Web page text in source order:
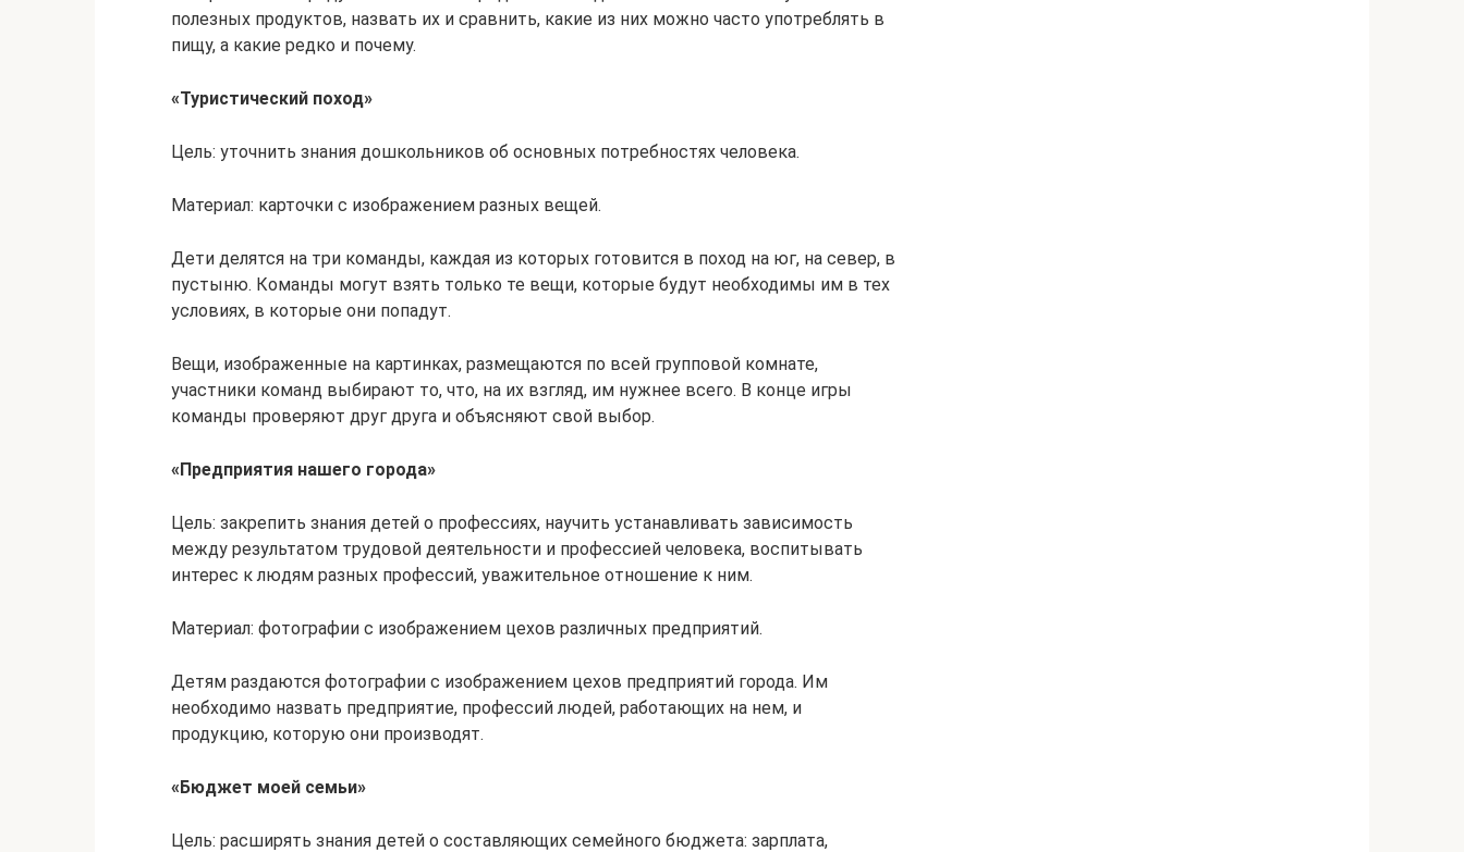
полезных продуктов, назвать их и сравнить, какие из них можно часто употреблять в
пищу, а какие редко и почему.
«Туристический поход»
Цель: уточнить знания дошкольников об основных потребностях человека.
Материал: карточки с изображением разных вещей.
Дети делятся на три команды, каждая из которых готовится в поход на юг, на север, в
пустыню. Команды могут взять только те вещи, которые будут необходимы им в тех
условиях, в которые они попадут.
Вещи, изображенные на картинках, размещаются по всей групповой комнате,
участники команд выбирают то, что, на их взгляд, им нужнее всего. В конце игры
команды проверяют друг друга и объясняют свой выбор.
«Предприятия нашего города»
Цель: закрепить знания детей о профессиях, научить устанавливать зависимость
между результатом трудовой деятельности и профессией человека, воспитывать
интерес к людям разных профессий, уважительное отношение к ним.
Материал: фотографии с изображением цехов различных предприятий.
Детям раздаются фотографии с изображением цехов предприятий города. Им
необходимо назвать предприятие, профессий людей, работающих на нем, и
продукцию, которую они производят.
«Бюджет моей семьи»
Цель: расширять знания детей о составляющих семейного бюджета: зарплата,